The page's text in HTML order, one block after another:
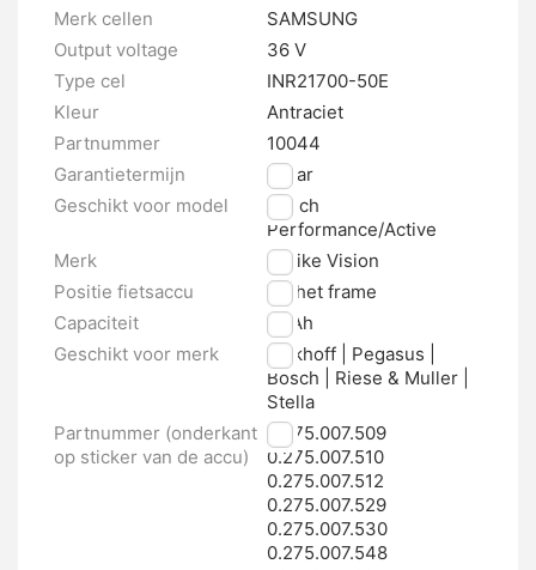
Merk cellen
SAMSUNG
Output voltage
36 V
Type cel
INR21700-50E
Kleur
Antraciet
Partnummer
10044
Garantietermijn
2 jaar
Geschikt voor model
Bosch
Performance/Active
Merk
E-bike Vision
Positie fietsaccu
Op het frame
Capaciteit
10 Ah
Geschikt voor merk
Kalkhoff | Pegasus |
Bosch | Riese & Muller |
Stella
Partnummer (onderkant
op sticker van de accu)
0.275.007.509
0.275.007.510
0.275.007.512
0.275.007.529
0.275.007.530
0.275.007.548